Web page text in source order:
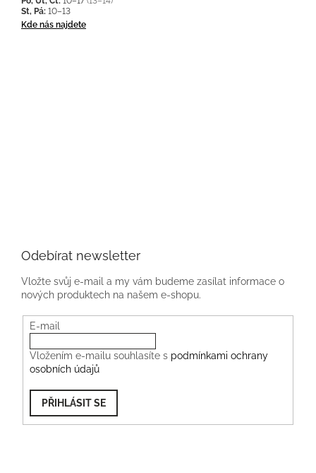
St, Pá: 10–13
Kde nás najdete
Odebírat newsletter
Vložte svůj e-mail a my vám budeme zasílat informace o
nových produktech na našem e-shopu.
E-mail
Vložením e-mailu souhlasíte s podmínkami ochrany
osobních údajů
PŘIHLÁSIT SE